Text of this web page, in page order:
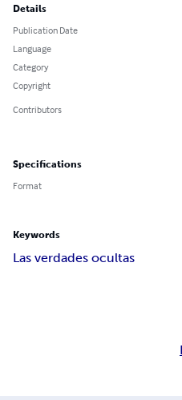
Details
Publication Date
Language
Category
Copyright
Contributors
Specifications
Format
Keywords
Las verdades ocultas